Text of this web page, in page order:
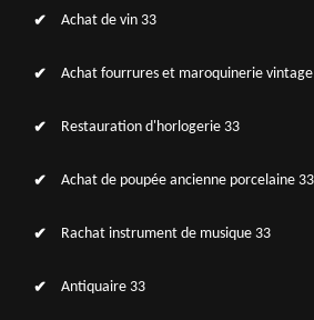
Achat de vin 33
Achat fourrures et maroquinerie
Restauration d'horlogerie 33
Achat de poupée ancienne porcelaine 33
Rachat instrument de musique 33
Antiquaire 33